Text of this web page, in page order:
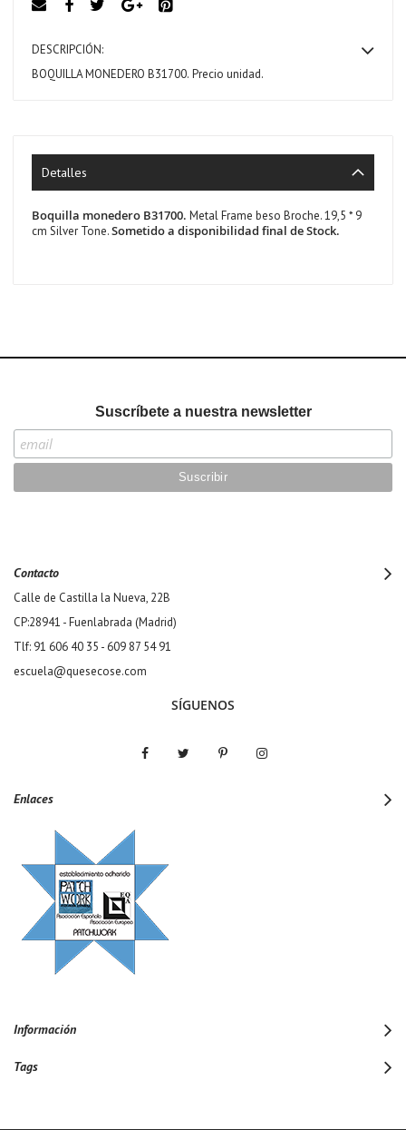
DESCRIPCIÓN:
BOQUILLA MONEDERO B31700. Precio unidad.
Detalles
Boquilla monedero B31700. Metal Frame beso Broche. 19,5 * 9
cm Silver Tone.Sometido a disponibilidad final de Stock.
Suscríbete a nuestra newsletter
Contacto
Calle de Castilla la Nueva, 22B
CP:28941 - Fuenlabrada (Madrid)
Tlf: 91 606 40 35 - 609 87 54 91
escuela@quesecose.com
SÍGUENOS
Enlaces
Información
Tags